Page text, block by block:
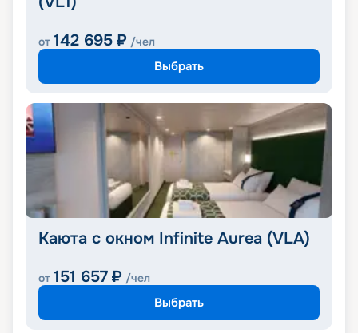
от 142 695 ₽ /чел
Выбрать
Каюта с окном Infinite Aurea (VLA)
от 151 657 ₽ /чел
Выбрать